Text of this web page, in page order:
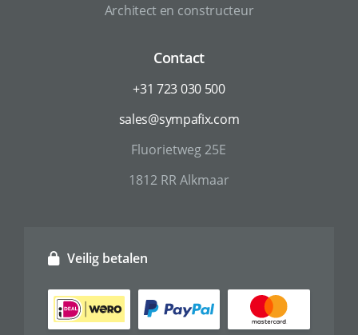
Architect en constructeur
Contact
+31 723 030 500
sales@sympafix.com
Fluorietweg 25E
1812 RR Alkmaar
Veilig betalen